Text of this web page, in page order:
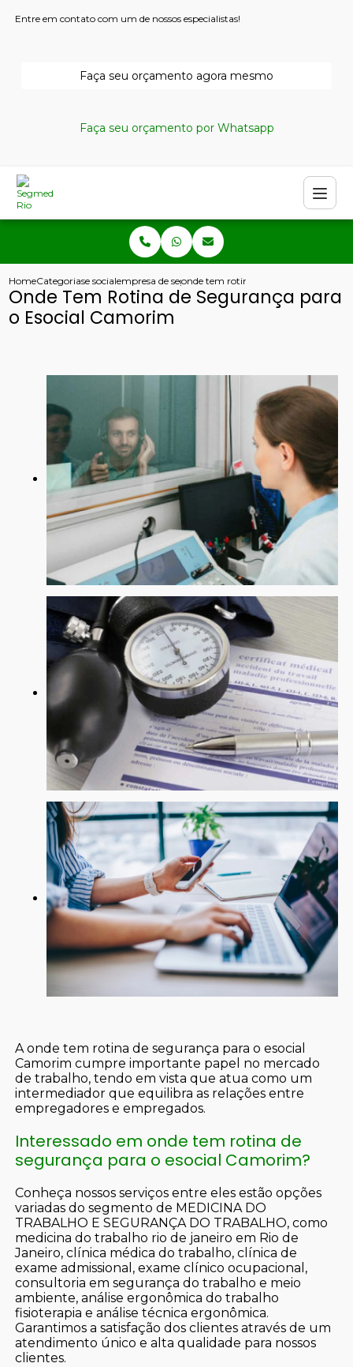
Entre em contato com um de nossos especialistas!
Faça seu orçamento agora mesmo
Faça seu orçamento por Whatsapp
HomeCategoriase socialempresa de seguranca e medicina do trabalho
onde tem rotina de seguranca para o
Onde Tem Rotina de Segurança para
o Esocial Camorim
A onde tem rotina de segurança para o esocial
Camorim cumpre importante papel no mercado
de trabalho, tendo em vista que atua como um
intermediador que equilibra as relações entre
empregadores e empregados.
Interessado em onde tem rotina de
segurança para o esocial Camorim?
Conheça nossos serviços entre eles estão opções
variadas do segmento de MEDICINA DO
TRABALHO E SEGURANÇA DO TRABALHO, como
medicina do trabalho rio de janeiro em Rio de
Janeiro, clínica médica do trabalho, clínica de
exame admissional, exame clínico ocupacional,
consultoria em segurança do trabalho e meio
ambiente, análise ergonômica do trabalho
fisioterapia e análise técnica ergonômica.
Garantimos a satisfação dos clientes através de um
atendimento único e alta qualidade para nossos
clientes.